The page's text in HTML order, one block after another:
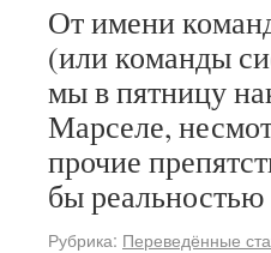
От имени
(или команды
мы в пятницу
Марселе,
прочие
бы
Рубрика: Переведённые